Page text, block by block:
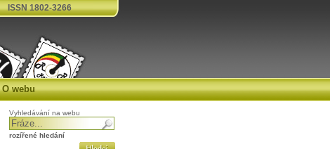
ISSN 1802-3266
O webu
Vyhledávání na webu
rozířené hledání